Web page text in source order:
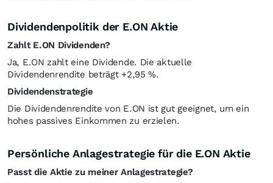
Dividendenpolitik der E.ON Aktie
Zahlt E.ON Dividenden?
Ja, E.ON zahlt eine Dividende. Die aktuelle
Dividendenrendite beträgt +2,95%.
Dividendenstrategie
Die Dividendenrendite von E.ON ist gut geeignet, um ein
hohes passives Einkommen zu erzielen.
Persönliche Anlagestrategie für die E.ON Aktie
Passt die Aktie zu meiner Anlagestrategie?